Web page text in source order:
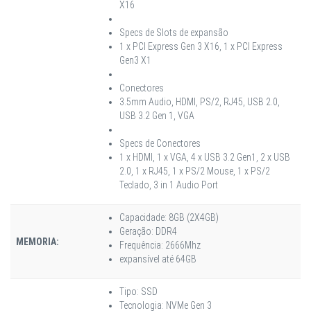
X16
Specs de Slots de expansão
1 x PCI Express Gen 3 X16, 1 x PCI Express
Gen3 X1
Conectores
3.5mm Audio, HDMI, PS/2, RJ45, USB 2.0,
USB 3.2 Gen 1, VGA
Specs de Conectores
1 x HDMI, 1 x VGA, 4 x USB 3.2 Gen1, 2 x USB
2.0, 1 x RJ45, 1 x PS/2 Mouse, 1 x PS/2
Teclado, 3 in 1 Audio Port
MEMORIA:
Capacidade: 8GB (2X4GB)
Geração: DDR4
Frequência: 2666Mhz
expansível até 64GB
Tipo: SSD
Tecnologia: NVMe Gen 3